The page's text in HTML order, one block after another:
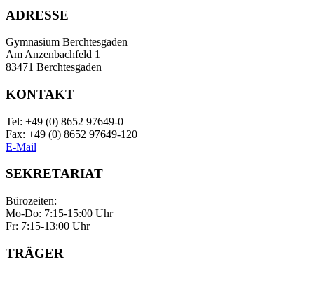
ADRESSE
Gymnasium Berchtesgaden
Am Anzenbachfeld 1
83471 Berchtesgaden
KONTAKT
Tel: +49 (0) 8652 97649-0
Fax: +49 (0) 8652 97649-120
E-Mail
SEKRETARIAT
Bürozeiten:
Mo-Do: 7:15-15:00 Uhr
Fr: 7:15-13:00 Uhr
TRÄGER